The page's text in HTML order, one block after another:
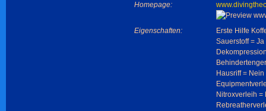
Homepage:
Eigenschaften:
Erste Hilfe
Sauerstoff = Ja
Hausriff = Nein
Nitroxverleih =